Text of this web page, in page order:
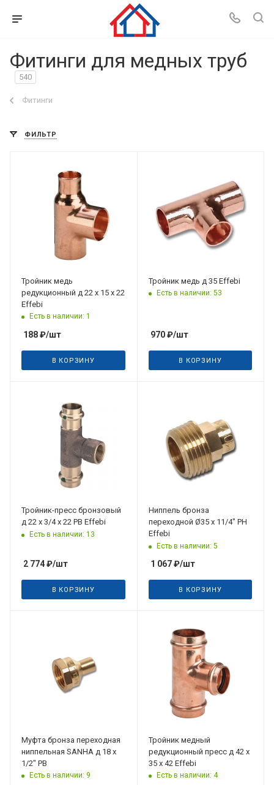
Фитинги для медных труб
540
Фитинги
ФИЛЬТР
поступления
31.08.2026
Тройник медь
редукционный д 22 х 15 х 22
Effebi
Есть в наличии: 1
188₽/шт
В КОРЗИНУ
Тройник медь д 35 Effebi
Есть в наличии: 53
970₽/шт
В КОРЗИНУ
Тройник-пресс бронзовый
д 22 х 3/4 х 22 РВ Effebi
Есть в наличии: 13
2 774₽/шт
В КОРЗИНУ
31.08.2026
Ниппель бронза
переходной Ø35 х 11/4" PH
Effebi
Есть в наличии: 5
1 067₽/шт
В КОРЗИНУ
Муфта бронза переходная
ниппельная SANHA д 18 х
1/2" РВ
Есть в наличии: 9
Тройник медный
редукционный пресс д 42 х
35 х 42 Effebi
Есть в наличии: 4